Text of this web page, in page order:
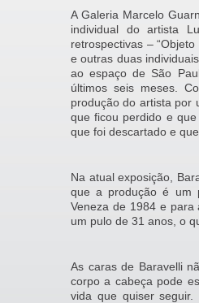
A Galeria Marcelo
individual do artista
retrospectivas –
e outras duas
ao espaço de São
últimos seis meses.
produção do artista por
que ficou perdido e
que foi descartado e
Na atual exposição,
que a produção é um
Veneza de 1984 e
um pulo de 31 anos, o
As caras de Baravelli
corpo a cabeça pode
vida que quiser